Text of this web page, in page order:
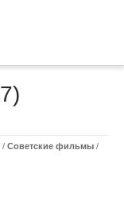
/ Советские фильмы /